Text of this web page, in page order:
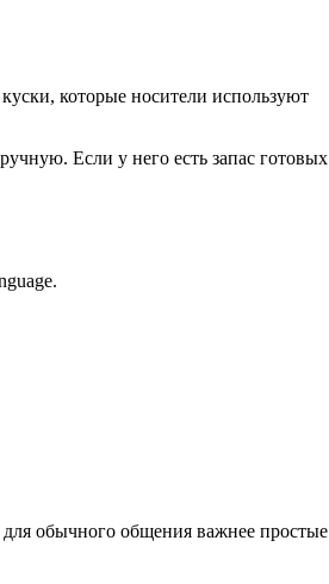
которые носители используют
Если у него есть запас готовых
обычного общения важнее простые